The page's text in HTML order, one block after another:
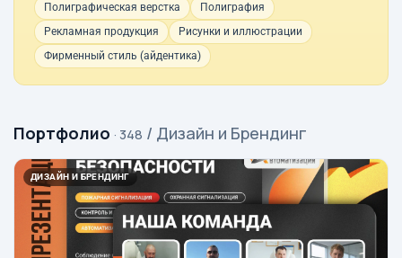
Полиграфическая верстка
Полиграфия
Рекламная продукция
Рисунки и иллюстрации
Фирменный стиль (айдентика)
Портфолио · 348 / Дизайн и Брендинг
ДИЗАЙН И БРЕНДИНГ